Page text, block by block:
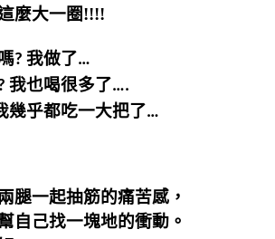
麼大一圈!!!!
? 我做了…
我也喝很多了….
幾乎都吃一大把了…
腿一起抽筋的痛苦感，
自己找一塊地的衝動。